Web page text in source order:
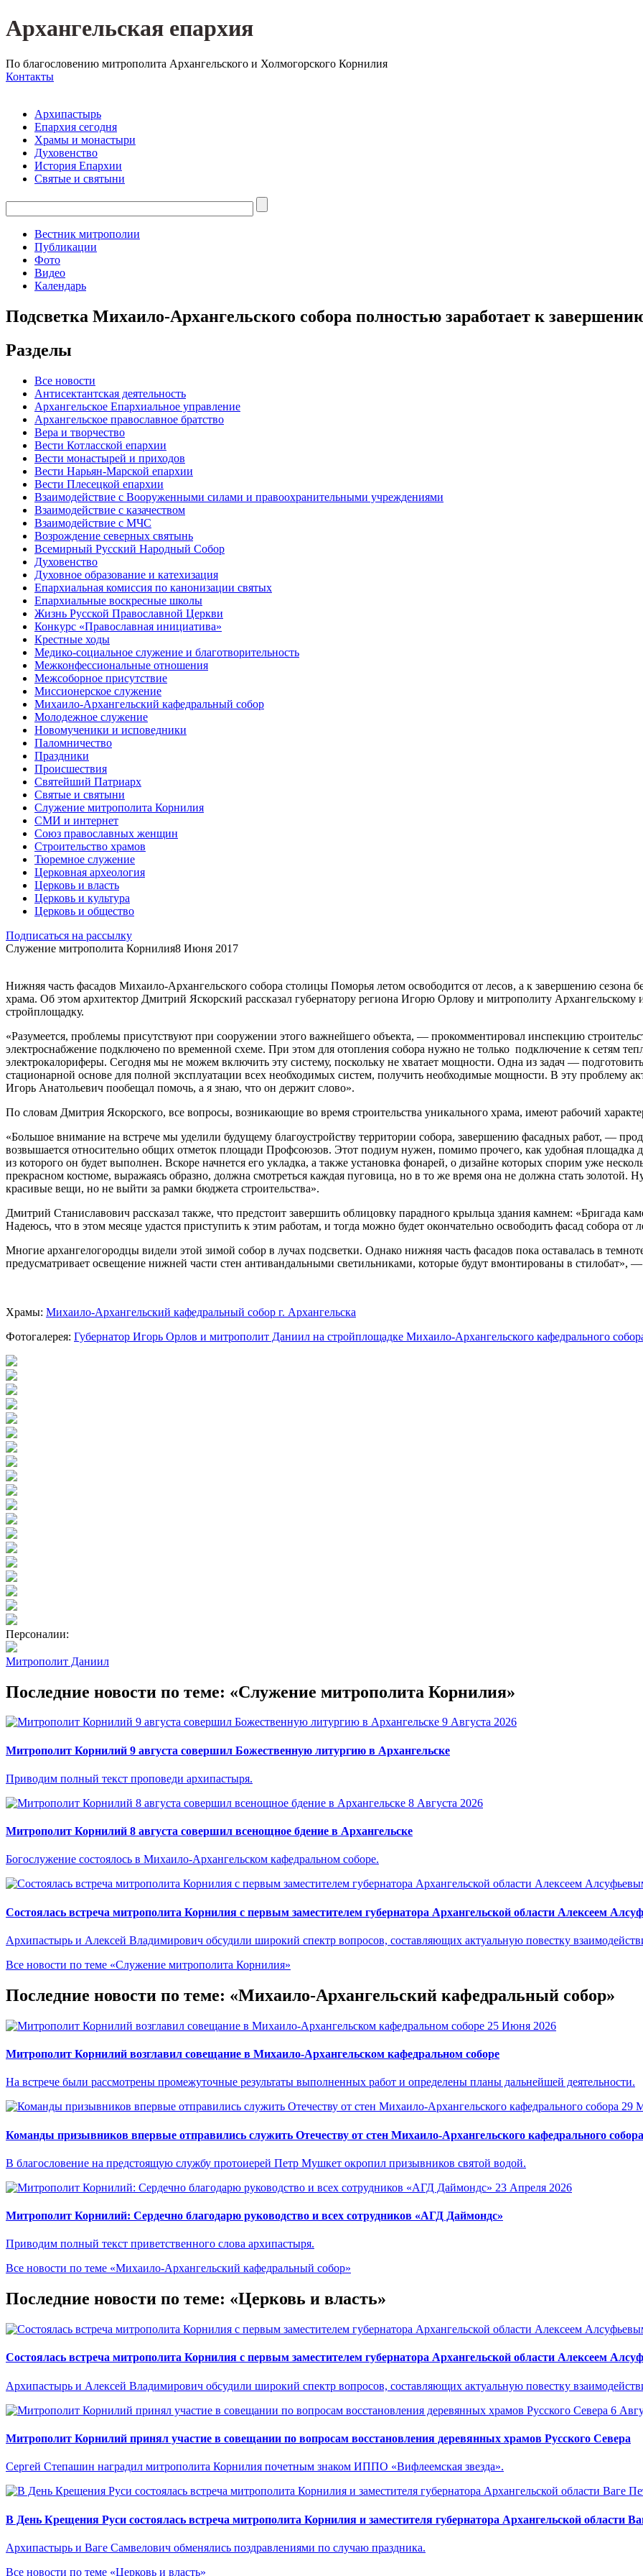
Архангельская епархия
По благословению митрополита Архангельского и Холмогорского Корнилия
Контакты
Архипастырь
Епархия сегодня
Храмы и монастыри
Духовенство
История Епархии
Святые и святыни
Вестник митрополии
Публикации
Фото
Видео
Календарь
Подсветка Михаило-Архангельского собора полностью заработает к
Разделы
Все новости
Антисектантская деятельность
Архангельское Епархиальное управление
Архангельское православное братство
Вера и творчество
Вести Котласской епархии
Вести монастырей и приходов
Вести Нарьян-Марской епархии
Вести Плесецкой епархии
Взаимодействие с Вооруженными силами и правоохранительными учреждениями
Взаимодействие с казачеством
Взаимодействие с МЧС
Возрождение северных святынь
Всемирный Русский Народный Собор
Духовенство
Духовное образование и катехизация
Епархиальная комиссия по канонизации святых
Епархиальные воскресные школы
Жизнь Русской Православной Церкви
Конкурс «Православная инициатива»
Крестные ходы
Медико-социальное служение и благотворительность
Межконфессиональные отношения
Межсоборное присутствие
Миссионерское служение
Михаило-Архангельский кафедральный собор
Молодежное служение
Новомученики и исповедники
Паломничество
Праздники
Происшествия
Святейший Патриарх
Святые и святыни
Служение митрополита Корнилия
СМИ и интернет
Союз православных женщин
Строительство храмов
Тюремное служение
Церковная археология
Церковь и власть
Церковь и культура
Церковь и общество
Подписаться на рассылку
Служение митрополита Корнилия8 Июня 2017
Нижняя часть фасадов Михаило-Архангельского собора столицы Поморья летом освободится от лесов, а к завершению сезона
храма. Об этом архитектор Дмитрий Яскорский рассказал губернатору региона Игорю Орлову и митрополиту
стройплощадку.
«Разумеется, проблемы присутствуют при сооружении этого важнейшего объекта, — прокомментировал инспекцию
электроснабжение подключено по временной схеме. При этом для отопления собора нужно не только подключение к сетям
электрокалориферы. Сегодня мы не можем включить эту систему, поскольку не хватает мощности. Одна из задач —
стационарной основе для полной эксплуатации всех необходимых систем, получить необходимые мощности. В эту проблему
Игорь Анатольевич пообещал помочь, а я знаю, что он держит слово».
По словам Дмитрия Яскорского, все вопросы, возникающие во время строительства уникального храма, имеют рабочий
«Большое внимание на встрече мы уделили будущему благоустройству территории собора, завершению фасадных работ, —
возвышается относительно общих отметок площади Профсоюзов. Этот подиум нужен, помимо прочего, как удобная площадка
из которого он будет выполнен. Вскоре начнется его укладка, а также установка фонарей, о дизайне которых спорим уже
прекрасном костюме, выражаясь образно, должна смотреться каждая пуговица, но в то же время она не должна стать золотой.
красивые вещи, но не выйти за рамки бюджета строительства».
Дмитрий Станиславович рассказал также, что предстоит завершить облицовку парадного крыльца здания камнем: «Бригада
Надеюсь, что в этом месяце удастся приступить к этим работам, и тогда можно будет окончательно освободить фасад собора от
Многие архангелогородцы видели этой зимой собор в лучах подсветки. Однако нижняя часть фасадов пока оставалась в
предусматривает освещение нижней части стен антивандальными светильниками, которые будут вмонтированы в стилобат»,
Храмы: Михаило-Архангельский кафедральный собор г. Архангельска
Фотогалерея: Губернатор Игорь Орлов и митрополит Даниил на стройплощадке Михаило-Архангельского кафедрального
Персоналии:
Митрополит Даниил
Последние новости по теме: «Служение митрополита Корнилия»
9 Августа 2026
Митрополит Корнилий 9 августа совершил Божественную литургию в Архангельске
Приводим полный текст проповеди архипастыря.
8 Августа 2026
Митрополит Корнилий 8 августа совершил всенощное бдение в Архангельске
Богослужение состоялось в Михаило-Архангельском кафедральном соборе.
Состоялась встреча митрополита Корнилия с первым заместителем губернатора Архангельской области Алексеем
Архипастырь и Алексей Владимирович обсудили широкий спектр вопросов, составляющих актуальную повестку
Все новости по теме «Служение митрополита Корнилия»
Последние новости по теме: «Михаило-Архангельский кафедральный собор»
25 Июня 2026
Митрополит Корнилий возглавил совещание в Михаило-Архангельском кафедральном соборе
На встрече были рассмотрены промежуточные результаты выполненных работ и определены планы дальнейшей деятельности.
29
Команды призывников впервые отправились служить Отечеству от стен Михаило-Архангельского кафедрального собора
В благословение на предстоящую службу протоиерей Петр Мушкет окропил призывников святой водой.
23 Апреля 2026
Митрополит Корнилий: Сердечно благодарю руководство и всех сотрудников «АГД Даймондс»
Приводим полный текст приветственного слова архипастыря.
Все новости по теме «Михаило-Архангельский кафедральный собор»
Последние новости по теме: «Церковь и власть»
Состоялась встреча митрополита Корнилия с первым заместителем губернатора Архангельской области Алексеем
Архипастырь и Алексей Владимирович обсудили широкий спектр вопросов, составляющих актуальную повестку
6
Митрополит Корнилий принял участие в совещании по вопросам восстановления деревянных храмов Русского Севера
Сергей Степашин наградил митрополита Корнилия почетным знаком ИППО «Вифлеемская звезда».
В День Крещения Руси состоялась встреча митрополита Корнилия и заместителя губернатора Архангельской области
Архипастырь и Ваге Самвелович обменялись поздравлениями по случаю праздника.
Все новости по теме «Церковь и власть»